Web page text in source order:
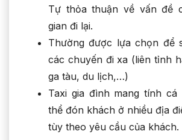
Tự thỏa thuận về vấn đề
gian đi lại.
Thường được lựa chọn để
các chuyến đi xa (liên tỉnh
ga tàu, du lịch,…)
Taxi gia đình mang tính
thể đón khách ở nhiều địa
tùy theo yêu cầu của khách.